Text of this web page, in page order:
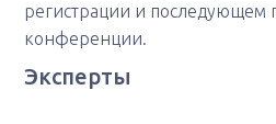
регистрации и последующем
конференции.
Эксперты